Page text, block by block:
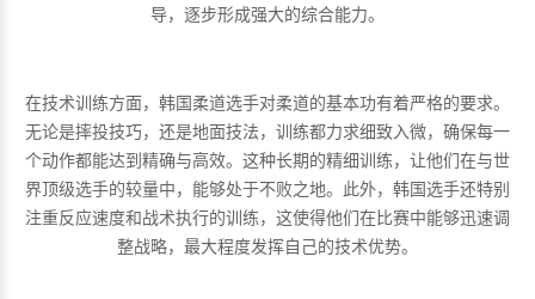
导，逐步形成强大的综合能力。
在技术训练方面，韩国柔道选手对柔道的基本功有着严格的要求。
无论是摔投技巧，还是地面技法，训练都力求细致入微，确保每一
个动作都能达到精确与高效。这种长期的精细训练，让他们在与世
界顶级选手的较量中，能够处于不败之地。此外，韩国选手还特别
注重反应速度和战术执行的训练，这使得他们在比赛中能够迅速调
整战略，最大程度发挥自己的技术优势。